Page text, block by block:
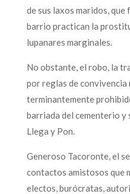
de sus laxos maridos,
barrio practican la
lupanares marginales.
No obstante, el robo, la
por reglas de convivencia
terminantemente
barriada del cementerio y
Llega y Pon.
Generoso Tacoronte, el
contactos amistosos que
electos, burócratas,